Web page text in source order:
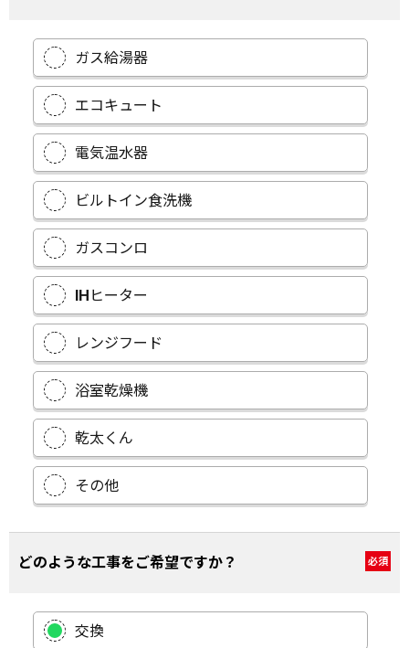
ガス給湯器
エコキュート
電気温水器
ビルトイン食洗機
ガスコンロ
IHヒーター
レンジフード
浴室乾燥機
乾太くん
その他
どのような工事をご希望ですか？ 必須
交換